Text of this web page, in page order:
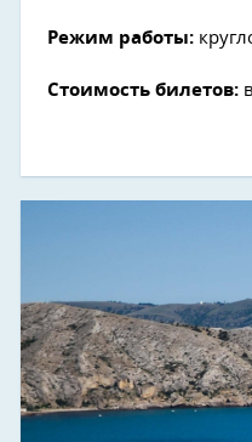
Режим работы:
Стоимость билетов: